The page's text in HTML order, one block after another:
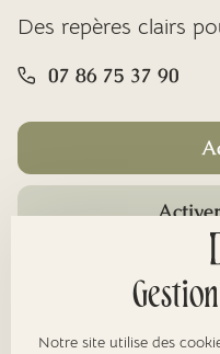
Des repères clairs
07 86 75 37 90
Notre site utilise des